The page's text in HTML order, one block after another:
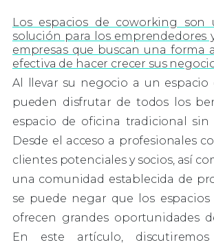
Los espacios de coworking son
solución para los emprendedores
empresas que buscan una forma
efectiva de hacer crecer sus
Al llevar su negocio a un espacio
pueden disfrutar de todos los
espacio de oficina tradicional
Desde el acceso a profesionales
clientes potenciales y socios, así
una comunidad establecida de
se puede negar que los
ofrecen grandes oportunidades
En este artículo,